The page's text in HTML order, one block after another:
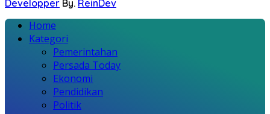
Developper By. ReinDev
Home
Kategori
Pemerintahan
Persada Today
Ekonomi
Pendidikan
Politik